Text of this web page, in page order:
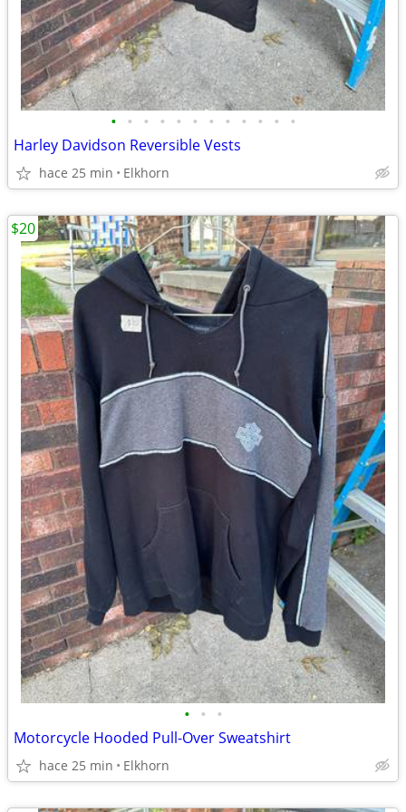
• • • • • • • • • • • •
Harley Davidson Reversible Vests
hace 25 min Elkhorn
• • •
Motorcycle Hooded Pull-Over Sweatshirt
hace 25 min Elkhorn
$20